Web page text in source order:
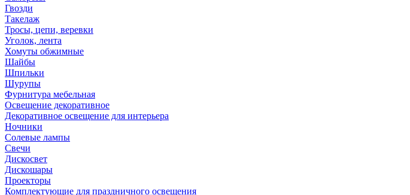
Гвозди
Такелаж
Тросы, цепи, веревки
Уголок, лента
Хомуты обжимные
Шайбы
Шпильки
Шурупы
Фурнитура мебельная
Освещение декоративное
Декоративное освещение для интерьера
Ночники
Солевые лампы
Свечи
Дискосвет
Дискошары
Проекторы
Комплектующие для праздничного освещения